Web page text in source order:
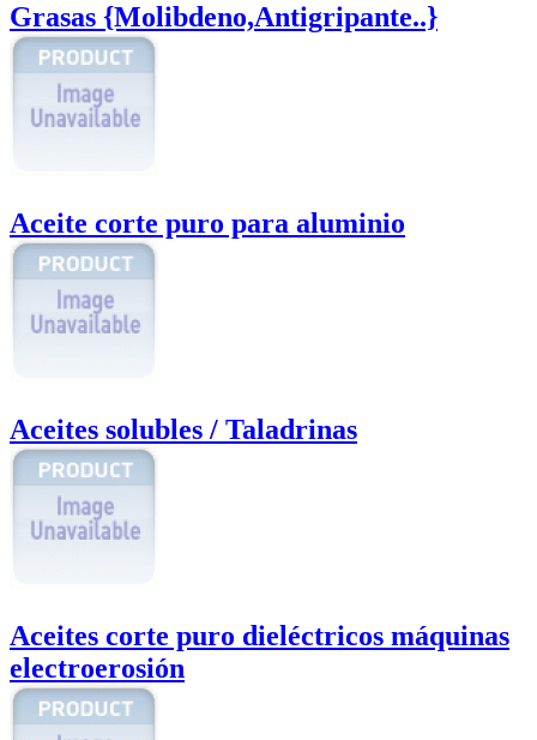
Grasas {Molibdeno,Antigripante..}
Aceite corte puro para aluminio
Aceites solubles / Taladrinas
Aceites corte puro dieléctricos máquinas
electroerosión